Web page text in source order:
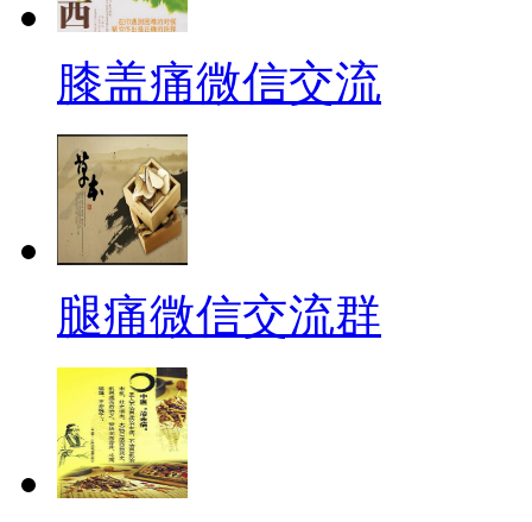
膝盖痛微信交流
腿痛微信交流群